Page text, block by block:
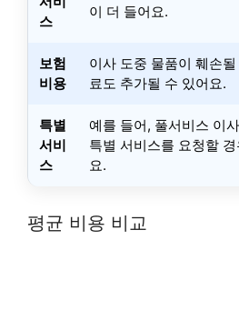
스
이 더 들어요.
보험
비용
이사 도중 물품이 훼손
료도 추가될 수 있어요.
특별
서비
스
예를 들어, 풀서비스 이
특별 서비스를 요청할
요.
평균 비용 비교